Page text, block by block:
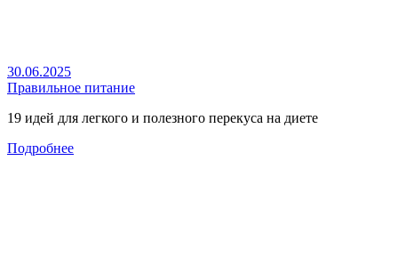
30.06.2025
Правильное питание
19 идей для легкого и полезного перекуса на диете
Подробнее